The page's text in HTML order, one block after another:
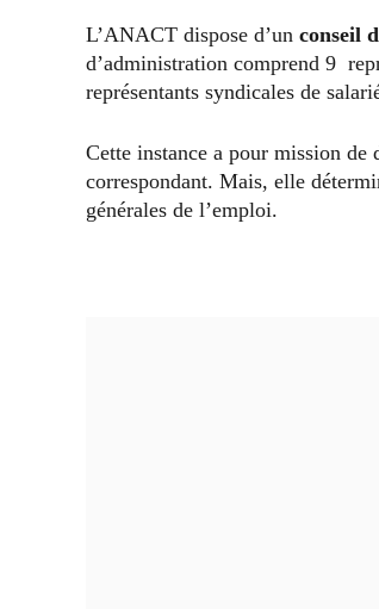
L’ANACT dispose d’un conseil
d’administration comprend 9
représentants syndicales de
Cette instance a pour mission de
correspondant. Mais, elle
générales de l’emploi.